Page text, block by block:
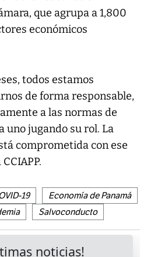
que agrupa a 1,800
económicos
todos estamos
de forma responsable,
a las normas de
uno jugando su rol. La
comprometida con ese
19
Economía de Panamá
Salvoconducto